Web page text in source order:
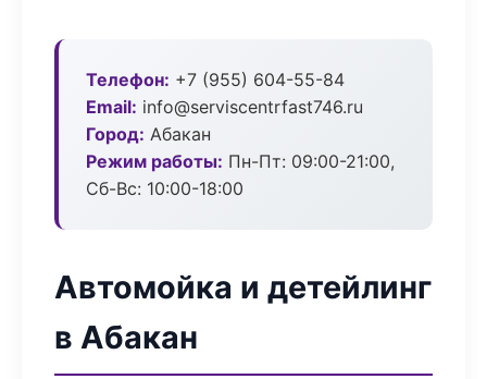
Телефон: +7 (955) 604-55-84
Email: info@serviscentrfast746.ru
Город: Абакан
Режим работы: Пн-Пт: 09:00-21:00,
Сб-Вс: 10:00-18:00
Автомойка и детейлинг
в Абакан